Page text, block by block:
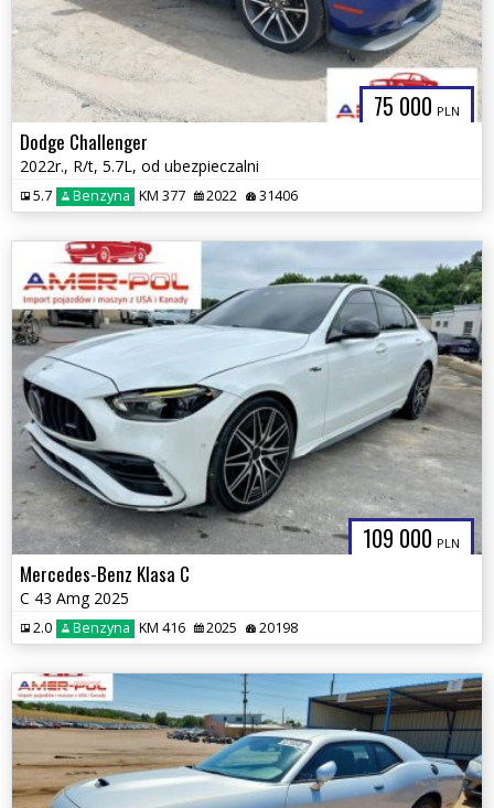
75 000 PLN
Dodge Challenger
2022r., R/t, 5.7L, od ubezpieczalni
5.7 Benzyna KM 377 2022 31406
109 000 PLN
Mercedes-Benz Klasa C
C 43 Amg 2025
2.0 Benzyna KM 416 2025 20198